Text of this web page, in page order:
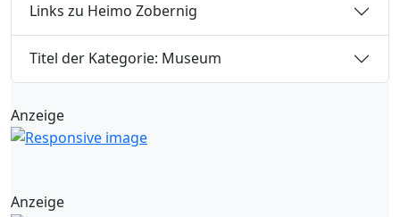
Links zu Heimo Zobernig
Titel der Kategorie: Museum
Anzeige
Anzeige